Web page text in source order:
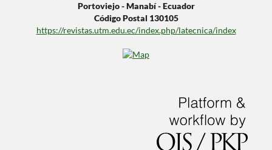
Portoviejo - Manabí - Ecuador
Código Postal 130105
https://revistas.utm.edu.ec/index.php/latecnica/index